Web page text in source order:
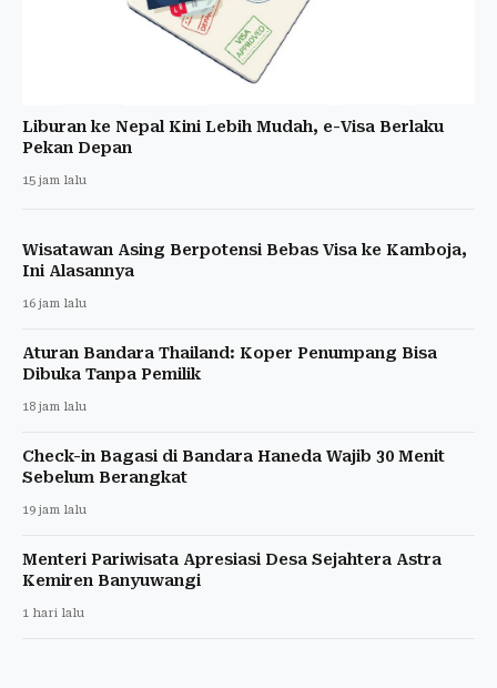
Liburan ke Nepal Kini Lebih Mudah, e-Visa Berlaku
Pekan Depan
15 jam lalu
Wisatawan Asing Berpotensi Bebas Visa ke Kamboja,
Ini Alasannya
16 jam lalu
Aturan Bandara Thailand: Koper Penumpang Bisa
Dibuka Tanpa Pemilik
18 jam lalu
Check-in Bagasi di Bandara Haneda Wajib 30 Menit
Sebelum Berangkat
19 jam lalu
Menteri Pariwisata Apresiasi Desa Sejahtera Astra
Kemiren Banyuwangi
1 hari lalu